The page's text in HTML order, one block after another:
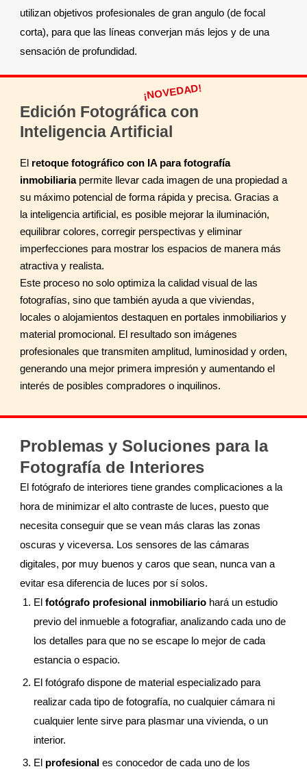
utilizan objetivos profesionales de gran angulo (de focal
corta), para que las líneas converjan más lejos y de una
sensación de profundidad.
¡NOVEDAD!
Edición Fotográfica con
Inteligencia Artificial
El retoque fotográfico con IA para fotografía
inmobiliariapermite llevar cada imagen de una propiedad a
su máximo potencial de forma rápida y precisa. Gracias a
la inteligencia artificial, es posible mejorar la iluminación,
equilibrar colores, corregir perspectivas y eliminar
imperfecciones para mostrar los espacios de manera más
atractiva y realista.
Este proceso no solo optimiza la calidad visual de las
fotografías, sino que también ayuda a que viviendas,
locales o alojamientos destaquen en portales inmobiliarios y
material promocional. El resultado son imágenes
profesionales que transmiten amplitud, luminosidad y orden,
generando una mejor primera impresión y aumentando el
interés de posibles compradores o inquilinos.
Problemas y Soluciones para la
Fotografía de Interiores
El fotógrafo de interiores tiene grandes complicaciones a la
hora de minimizar el alto contraste de luces, puesto que
necesita conseguir que se vean más claras las zonas
oscuras y viceversa. Los sensores de las cámaras
digitales, por muy buenos y caros que sean, nunca van a
evitar esa diferencia de luces por sí solos.
El fotógrafo profesional inmobiliario hará un estudio
previo del inmueble a fotografiar, analizando cada uno de
los detalles para que no se escape lo mejor de cada
estancia o espacio.
El fotógrafo dispone de material especializado para
realizar cada tipo de fotografía, no cualquier cámara ni
cualquier lente sirve para plasmar una vivienda, o un
interior.
El profesional es conocedor de cada uno de los